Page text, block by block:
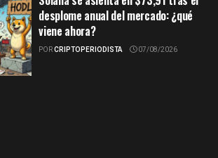
desplome anual del mercado: ¿qué
viene ahora?
PORCRIPTOPERIODISTA 07/08/2026